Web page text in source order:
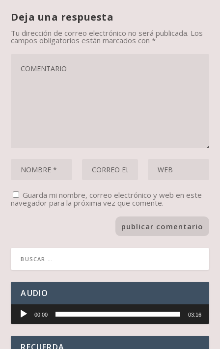
Deja una respuesta
Tu dirección de correo electrónico no será publicada. Los
campos obligatorios están marcados con*
Guarda mi nombre, correo electrónico y web en este
navegador para la próxima vez que comente.
AUDIO
audio
00:00 03:16